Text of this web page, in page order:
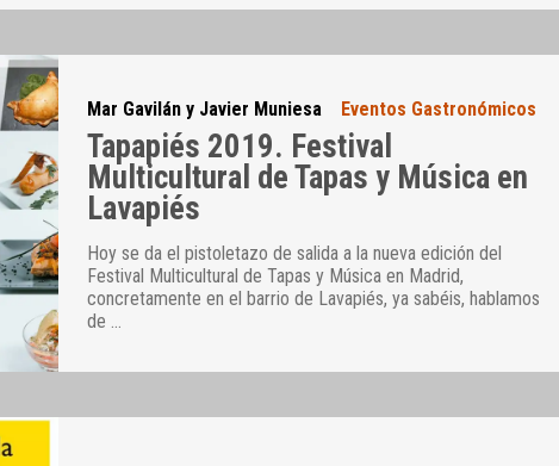
Mar Gavilán y Javier Muniesa Eventos Gastronómicos
Tapapiés 2019. Festival
Multicultural de Tapas y Música en
Lavapiés
Hoy se da el pistoletazo de salida a la nueva edición del
Festival Multicultural de Tapas y Música en Madrid,
concretamente en el barrio de Lavapiés, ya sabéis, hablamos
de